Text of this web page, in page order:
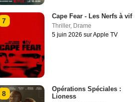
7
Cape Fear - Les Nerfs à vif
Thriller, Drame
5 juin 2026 sur Apple TV
8
Opérations Spéciales :
Lioness